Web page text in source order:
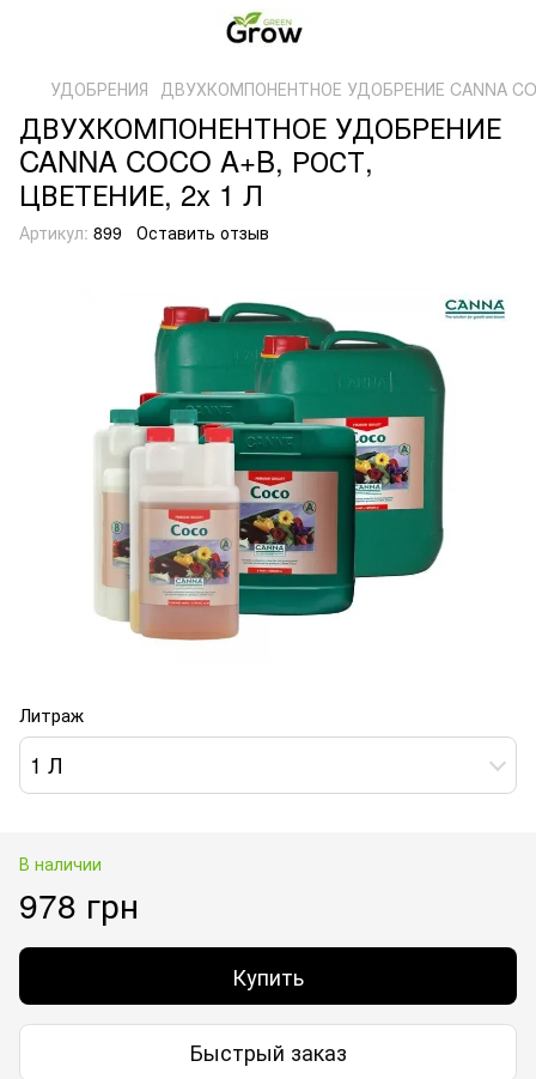
УДОБРЕНИЯ ДВУХКОМПОНЕНТНОЕ УДОБРЕНИЕ CANNA
ДВУХКОМПОНЕНТНОЕ УДОБРЕНИЕ
CANNA COCO A+B, РОСТ,
ЦВЕТЕНИЕ, 2x 1 Л
Артикул: 899 Оставить отзыв
Литраж
1 Л
В наличии
978 грн
Купить
Быстрый заказ